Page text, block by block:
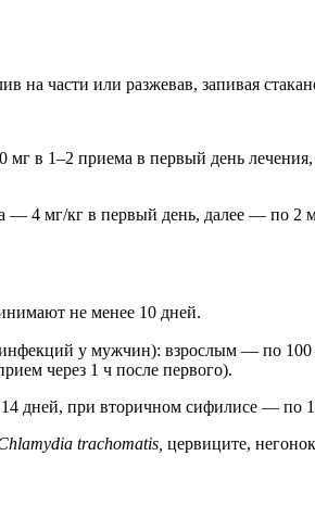
на части или разжевав, запивая
мг в 1–2 приема в первый день
— 4 мг/кг в первый день, далее —
не менее 10 дней.
у мужчин): взрослым — по 100
через 1 ч после первого).
дней, при вторичном сифилисе — по
trachomatis, цервиците,